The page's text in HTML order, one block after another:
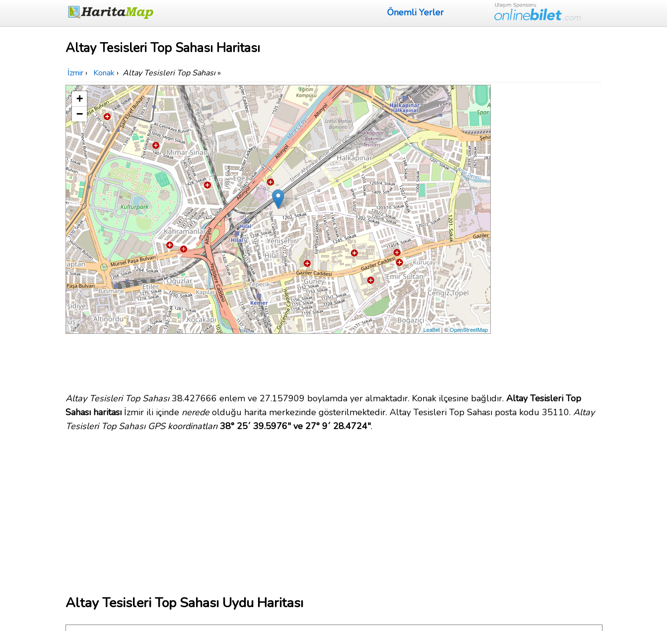
Önemli Yerler
Altay Tesisleri Top Sahası Haritası
İzmir › Konak › Altay Tesisleri Top Sahası»
+
−
Leaflet| ©OpenStreetMap
Altay Tesisleri Top Sahası38.427666 enlem ve 27.157909 boylamda yer almaktadır. Konak ilçesine bağlıdır. Altay Tesisleri Top
Sahası haritası İzmir ili içinde neredeolduğu harita merkezinde gösterilmektedir. Altay Tesisleri Top Sahası posta kodu 35110. Altay
Tesisleri Top Sahası GPS koordinatları 38° 25´ 39.5976" ve 27° 9´ 28.4724".
Altay Tesisleri Top Sahası Uydu Haritası